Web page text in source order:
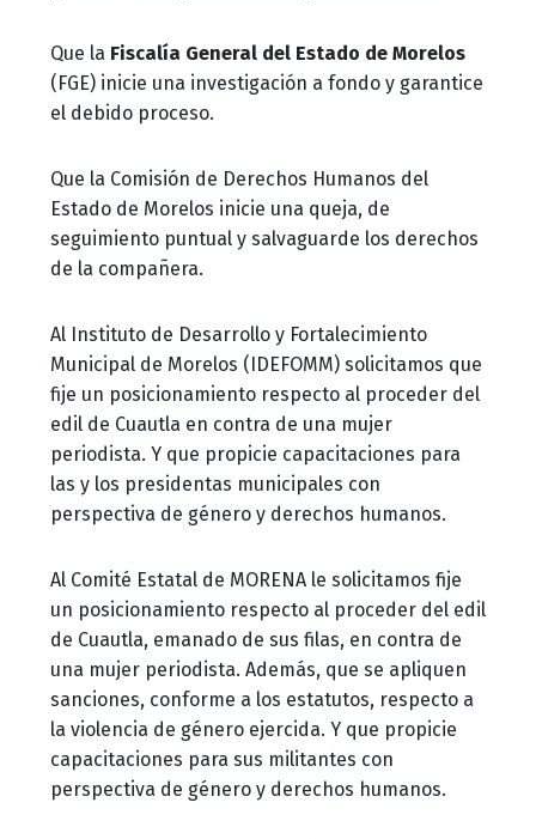
Que la Fiscalía General del Estado de Morelos
(FGE) inicie una investigación a fondo y garantice
el debido proceso.
Que la Comisión de Derechos Humanos del
Estado de Morelos inicie una queja, de
seguimiento puntual y salvaguarde los derechos
de la compañera.
Al Instituto de Desarrollo y Fortalecimiento
Municipal de Morelos (IDEFOMM) solicitamos que
fije un posicionamiento respecto al proceder del
edil de Cuautla en contra de una mujer
periodista. Y que propicie capacitaciones para
las y los presidentas municipales con
perspectiva de género y derechos humanos.
Al Comité Estatal de MORENA le solicitamos fije
un posicionamiento respecto al proceder del edil
de Cuautla, emanado de sus filas, en contra de
una mujer periodista. Además, que se apliquen
sanciones, conforme a los estatutos, respecto a
la violencia de género ejercida. Y que propicie
capacitaciones para sus militantes con
perspectiva de género y derechos humanos.